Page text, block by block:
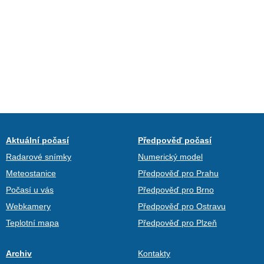
Aktuální počasí
Radarové snímky
Meteostanice
Počasí u vás
Webkamery
Teplotní mapa
Předpověď počasí
Numerický model
Předpověď pro Prahu
Předpověď pro Brno
Předpověď pro Ostravu
Předpověď pro Plzeň
Archiv
Kontakty